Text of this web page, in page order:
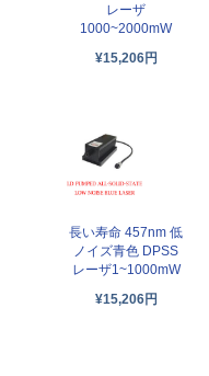
レーザ
1000~2000mW
¥15,206円
長い寿命 457nm 低
ノイズ青色 DPSS
レーザ1~1000mW
¥15,206円